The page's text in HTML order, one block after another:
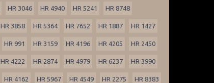
HR 3046 HR 4940 HR 5241 HR 8748
HR 3858 HR 5364 HR 7652 HR 1887 HR 1427
HR 991 HR 3159 HR 4196 HR 4205 HR 2450
HR 4222 HR 2874 HR 4979 HR 6237 HR 3990
HR 4162 HR 5967 HR 4549 HR 2275 HR 8383